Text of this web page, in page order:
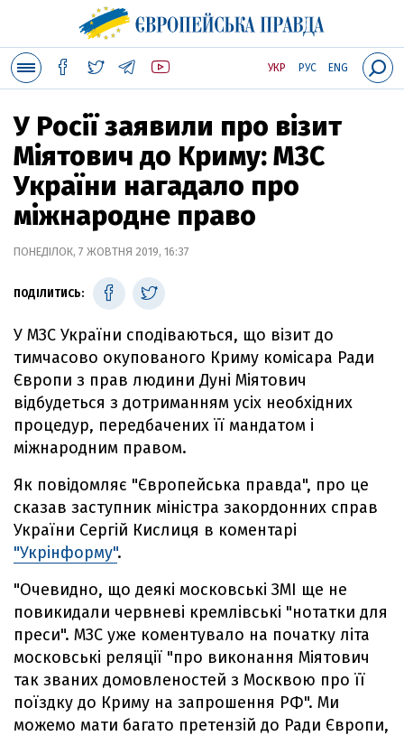
УКР РУС ENG
У Росії заявили про візит
Міятович до Криму: МЗС
України нагадало про
міжнародне право
ПОНЕДІЛОК, 7 ЖОВТНЯ 2019, 16:37
ПОДІЛИТИСЬ:
У МЗС України сподіваються, що візит до
тимчасово окупованого Криму комісара Ради
Європи з прав людини Дуні Міятович
відбудеться з дотриманням усіх необхідних
процедур, передбачених її мандатом і
міжнародним правом.
Як повідомляє "Європейська правда", про це
сказав заступник міністра закордонних справ
України Сергій Кислиця в коментарі
"Укрінформу".
"Очевидно, що деякі московські ЗМІ ще не
повикидали червневі кремлівські "нотатки для
преси". МЗС уже коментувало на початку літа
московські реляції "про виконання Міятович
так званих домовленостей з Москвою про її
поїздку до Криму на запрошення РФ". Ми
можемо мати багато претензій до Ради Європи,